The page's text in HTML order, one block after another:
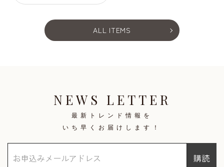
ALL ITEMS
NEWS LETTER
最新トレンド情報を
いち早くお届けします！